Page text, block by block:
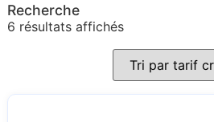
Recherche
6 résultats affichés